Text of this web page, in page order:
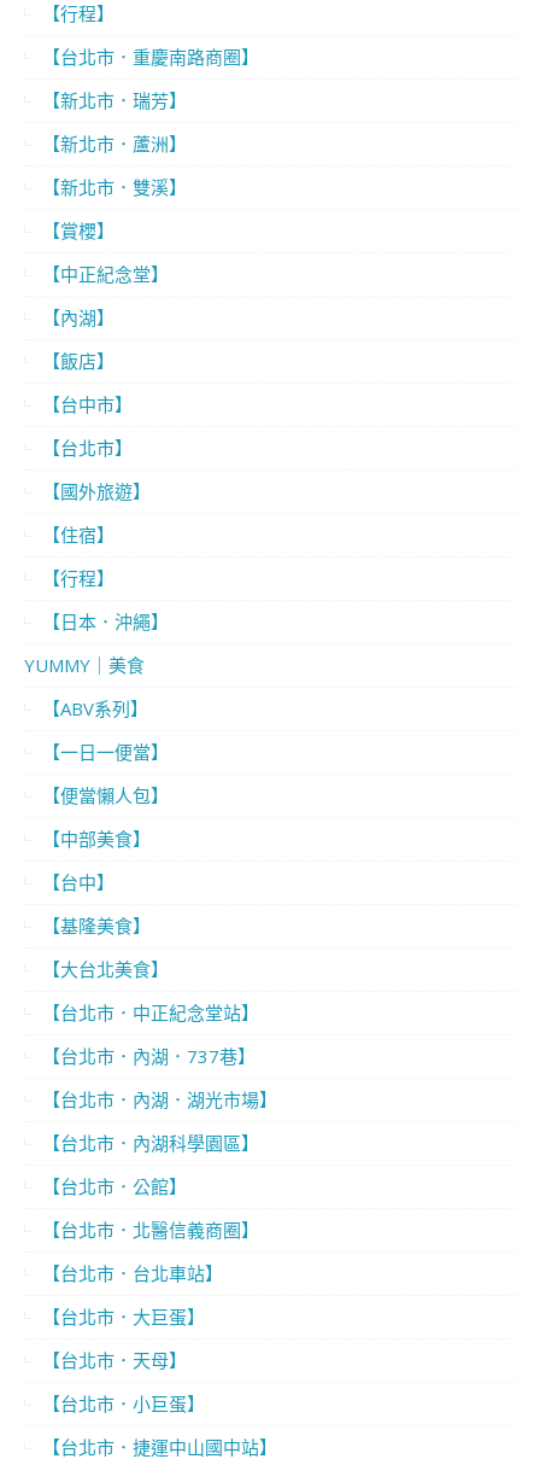
【行程】
【台北市．重慶南路商圈】
【新北市．瑞芳】
【新北市．蘆洲】
【新北市．雙溪】
【賞櫻】
【中正紀念堂】
【內湖】
【飯店】
【台中市】
【台北市】
【國外旅遊】
【住宿】
【行程】
【日本．沖繩】
YUMMY｜美食
【ABV系列】
【一日一便當】
【便當懶人包】
【中部美食】
【台中】
【基隆美食】
【大台北美食】
【台北市．中正紀念堂站】
【台北市．內湖．737巷】
【台北市．內湖．湖光市場】
【台北市．內湖科學園區】
【台北市．公館】
【台北市．北醫信義商圈】
【台北市．台北車站】
【台北市．大巨蛋】
【台北市．天母】
【台北市．小巨蛋】
【台北市．捷運中山國中站】